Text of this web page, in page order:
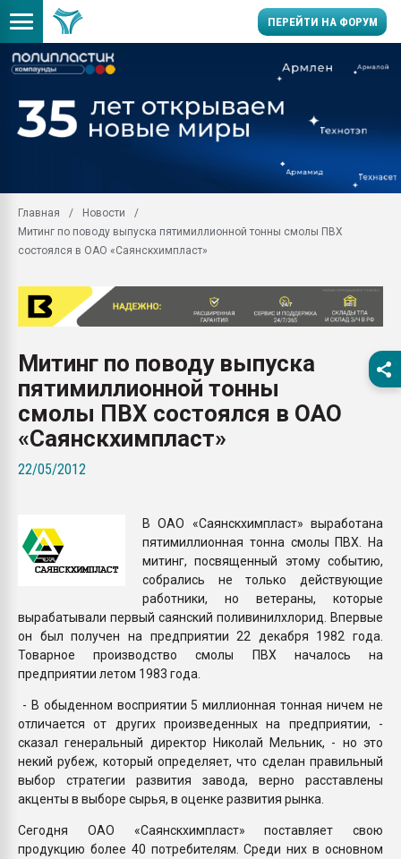
ПЕРЕЙТИ НА ФОРУМ
производство SPC
заводу пластмасс"
28.07.2026
первый план в
28.07.2026
ситуацией на
Всё, что касается
Главная
Новости
Митинг по поводу выпуска пятимиллионной тонны смолы ПВХ
состоялся в ОАО «Саянскхимпласт»
Митинг по поводу выпуска
пятимиллионной тонны
смолы ПВХ состоялся в ОАО
«Саянскхимпласт»
22/05/2012
В ОАО «Саянскхимпласт» выработана
пятимиллионная тонна смолы ПВХ. На
митинг, посвященный этому событию,
собрались не только действующие
работники, но ветераны, которые
вырабатывали первый саянский поливинилхлорид. Впервые
он был получен на предприятии 22 декабря 1982 года.
Товарное производство смолы ПВХ началось на
предприятии летом 1983 года.
- В обыденном восприятии 5 миллионная тонная ничем не
отличается от других произведенных на предприятии, -
сказал генеральный директор Николай Мельник, - но это
некий рубеж, который определяет, что сделан правильный
выбор стратегии развития завода, верно расставлены
акценты в выборе сырья, в оценке развития рынка.
Сегодня ОАО «Саянскхимпласт» поставляет свою
продукцию более 40 потребителям. Среди них в основном